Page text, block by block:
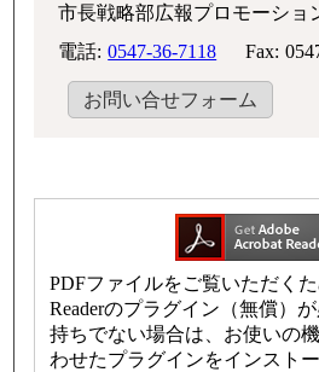
市長戦略部広報プロモーショ
電話: 0547-36-7118 Fax:
お問い合せフォーム
PDFファイルをご覧いただく
Readerのプラグイン（無償）
持ちでない場合は、お使いの
わせたプラグインをインスト